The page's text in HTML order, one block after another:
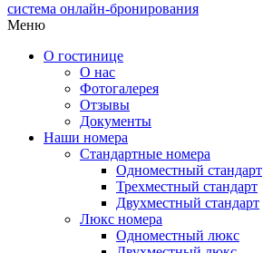
система онлайн-бронирования
Меню
О гостинице
О нас
Фотогалерея
Отзывы
Документы
Наши номера
Стандартные номера
Одноместный стандарт
Трехместный стандарт
Двухместный стандарт
Люкс номера
Одноместный люкс